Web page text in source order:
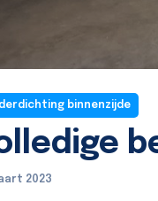
binnenzijde
2023